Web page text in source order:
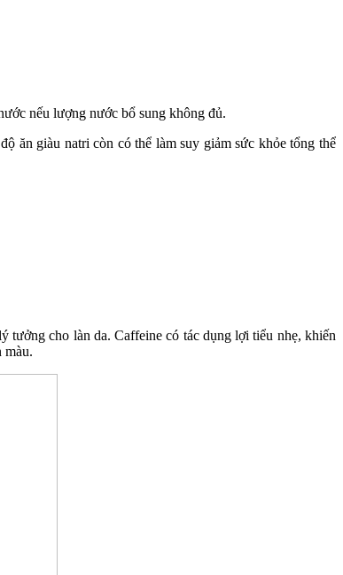
nếu lượng nước bổ sung không đủ.
ăn giàu natri còn có thể làm suy giảm sức khỏe tổng thể
tưởng cho làn da. Caffeine có tác dụng lợi tiểu nhẹ, khiến
màu.